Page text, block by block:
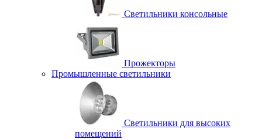
Светильники консольные
Прожекторы
Промышленные светильники
Светильники для высоких
помещений